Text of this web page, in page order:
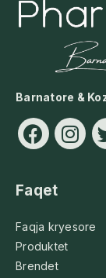
Barnatore &
Faqet
Faqja kryesore
Produktet
Brendet